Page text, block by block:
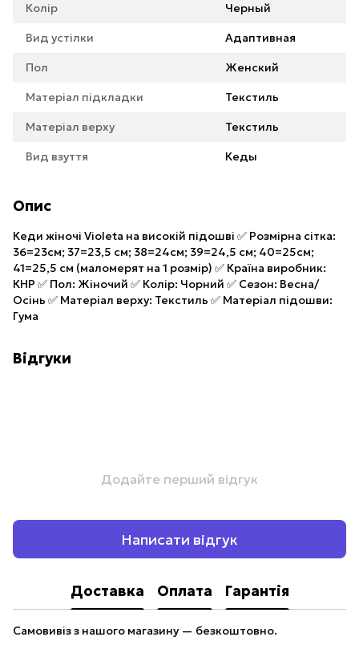
Колір Черный
Вид устілки Адаптивная
Пол Женский
Матеріал підкладки Текстиль
Матеріал верху Текстиль
Вид взуття Кеды
Опис
Кеди жіночі Violeta на високій підошві ✅ Розмірна сітка:
36=23см; 37=23,5 см; 38=24см; 39=24,5 см; 40=25см;
41=25,5 см (маломерят на 1 розмір) ✅ Країна виробник:
КНР ✅ Пол: Жіночий ✅ Колір: Чорний ✅ Сезон: Весна/
Осінь ✅ Матеріал верху: Текстиль ✅ Матеріал підошви:
Гума
Відгуки
Додайте перший відгук
Написати відгук
Доставка Оплата Гарантія
Самовивіз з нашого магазину — безкоштовно.